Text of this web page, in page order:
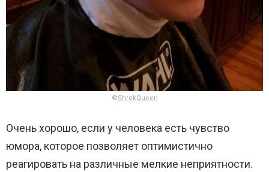
©ShrekQueen
Очень хорошо, если у человека есть чувство
юмора, которое позволяет оптимистично
реагировать на различные мелкие неприятности.